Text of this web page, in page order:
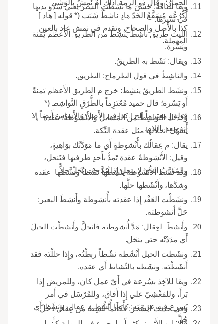
الحِمارُ؛ وقال ذو الرمة أَذاكَ أَمْ نَمِشٌ بالوَشْي
أَكْرُعُه مُسَفَّعُ الخَدّ هادٍ ناشِطٌ شَبَب (* قوله [ هاد ]
كذا بالأصل والصحاح، وتقدم في نمش عاد بالعين
المهملة.
ويقا للناقة: حَسُنَ ما نَشَطَتِ السيرَ يعني سَدْوَ يديها
في سيرها.
الليث طريق ناشِطٌ يَنْشِط من الطريق الأَعظم يَمنة
ويَسْرة.
ويقال: نَشَط به الطريقُ.
والناشِطُ في قول الطرماح: الطريق.
ونشَط الطريقُ ينشِط: خرج م الطريق الأَعظم يَمنةً
أَو يَسْرة؛ قال حميد مُعْتَزِماً بالطُّرُقِ النَّواشِط (*
قوله [ معتزماً إلخ ] كذا في الأَصل والأَساس أَيضاً إِلا
أَنه معد باللام.
وكذلك النواشِطُ من المَسايل والأُنْشُوطةُ: عُقْدة
يَسْهُل انحلالها مثل عقدة التِّكة.
يقال: م عِقالُك بأُنْشوطةٍ أَي ما مَوَدَّتُك بوَاهِيةٍ،
وقيل: الأُنْشوطةُ عقدة تَمدُّ بأَحدِ طرفيها فتَنحل،
والمُؤَرَّبُ الذي لا ينحل إِذا مُدَّ حت يُحَلّ حلاًّ.
وقد نشَط الأُنْشُوطةَ يَنْشُطُها نَشْطاً ونشَّطها: عقَده
وشدَّها، وأَنْشَطها حلَّها.
ونشَطْت العَقْد إِذا عقدته بأُنشوطة وأَنشطَ البعير:
حَلَّ أُنشوطته.
وأَنشطَ العِقال: مَدَّ أُنشوطته فانحلَّ وأَنشطْت الحبلَ
أَي مدَدْتُه حتى ينحَل.
ونشَطت الحبل أَنْشُطه نشْطاً ربطْتُه، وإِذا حللْتَه فقد
أَنشَطْتَه، ونشَطه بالنِّشاط أَي عقده.
ويقا للآخِذ بسُرعة في أَيّ عمل كان، وللمريض إِذا
بَرأَ، وللمَغْشِيّ علي إِذا أَفاق، وللمُرْسَل في أَمر
يُسرع فيه عزِيمتَه: كأَنما أُنْشِط م عِقال، ونَشِط أَي
حُلَّ.
وفي حديث السِّحر: فكأَنما أُنْشِط من عِقال أَ حُلّ.